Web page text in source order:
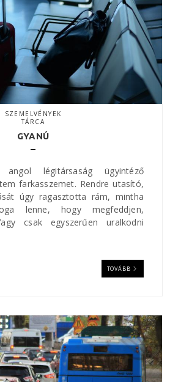
SZEMELVÉNYEK
TÁRCA
GYANÚ
légitársaság ügyintéző
farkasszemet. Rendre utasító,
úgy ragasztotta rám, mintha
lenne, hogy megfeddjen,
csak egyszerűen uralkodni
TOVÁBB